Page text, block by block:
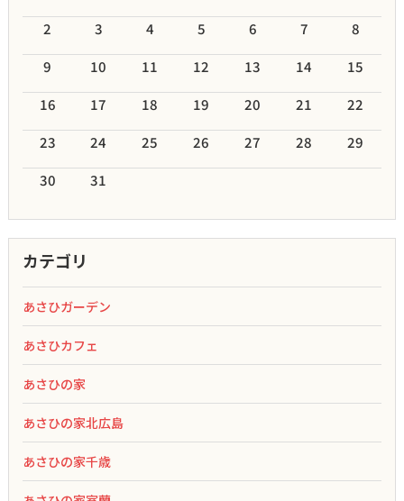
2
3 4 5 6 7
8
9
10 11 12 13 14
15
16
17 18 19 20 21
22
23
24 25 26 27 28
29
30
31
カテゴリ
あさひガーデン
あさひカフェ
あさひの家
あさひの家北広島
あさひの家千歳